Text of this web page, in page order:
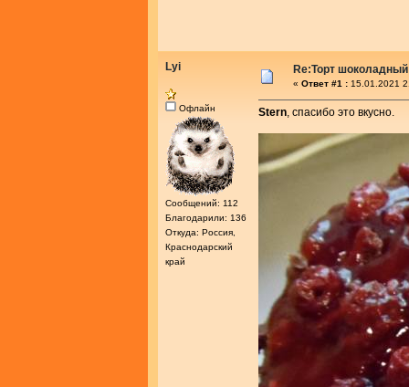
Lyi
Офлайн
Сообщений: 112
Благодарили: 136
Откуда: Россия,
Краснодарский
край
Re:Торт
« Ответ #1 : 15.01.2021
Stern, спасибо это вкусно.